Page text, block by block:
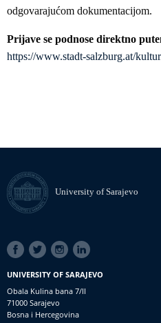
odgovarajućom dokumentacijom.
Prijave se podnose direktno
https://www.stadt-salzburg.at/
University of Sarajevo
SOCIAL
LINKS
UNIVERSITY OF SARAJEVO
Obala Kulina bana 7/II
71000 Sarajevo
Bosna i Hercegovina